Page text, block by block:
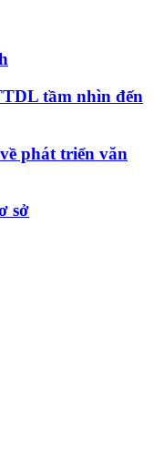
tầm nhìn đến
phát triển văn
sở